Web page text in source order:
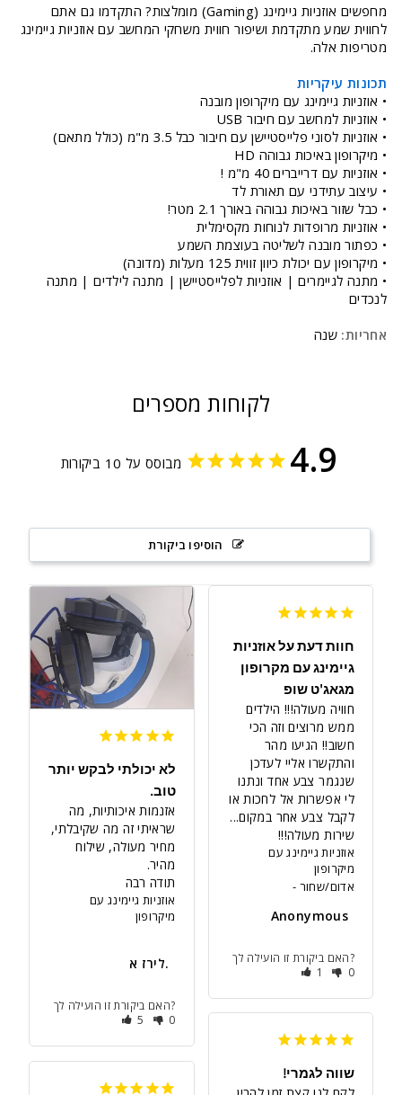
מחפשים אוזניות גיימינג (Gaming) מומלצות? התקדמו גם אתם
לחווית שמע מתקדמת ושיפור חווית משחקי המחשב עם אוזניות גיימינג
מטריפות אלה.
תכונות עיקריות
• אוזניות גיימינג עם מיקרופון מובנה
• אוזניות למחשב עם חיבור USB
• אוזניות לסוני פלייסטיישן עם חיבור כבל 3.5 מ"מ (כולל מתאם)
• מיקרופון באיכות גבוהה HD
• אוזניות עם דרייברים 40 מ"מ !
• עיצוב עתידני עם תאורת לד
• כבל שזור באיכות גבוהה באורך 2.1 מטר!
• אוזניות מרופדות לנוחות מקסימלית
• כפתור מובנה לשליטה בעוצמת השמע
• מיקרופון עם יכולת כיוון זווית 125 מעלות (מדונה)
• מתנה לגיימרים | אוזניות לפלייסטיישן | מתנה לילדים | מתנה
לנכדים
אחריות: שנה
לקוחות מספרים
4.9 מבוסס על 10 ביקורות
הוסיפו ביקורת
לא יכולתי לבקש יותר
טוב.
מחיר מעולה, שילוח
תודה רבה
אוזניות גיימינג עם
מיקרופון
לירז א.
האם ביקורת זו הועילה לך?
5
0
חוות דעת על אוזניות
גיימינג עם מקרופון
מגאג'ט שופ
חוויה מעולה!!! הילדים
ממש מרוצים וזה הכי
חשוב!! הגיעו מהר
והתקשרו אליי לעדכן
לי אפשרות אל לחכות או
שירות מעולה!!!
אוזניות גיימינג עם
מיקרופון
אדום/שחור
Anonymous
האם ביקורת זו הועילה לך?
1
0
שווה לגמרי!